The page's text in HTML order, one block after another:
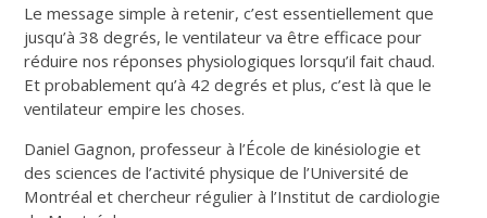
Le message simple à retenir, c’est essentiellement que
jusqu’à 38 degrés, le ventilateur va être efficace pour
réduire nos réponses physiologiques lorsqu’il fait chaud.
Et probablement qu’à 42 degrés et plus, c’est là que le
ventilateur empire les choses.
Daniel Gagnon, professeur à l’École de kinésiologie et
des sciences de l’activité physique de l’Université de
Montréal et chercheur régulier à l’Institut de cardiologie